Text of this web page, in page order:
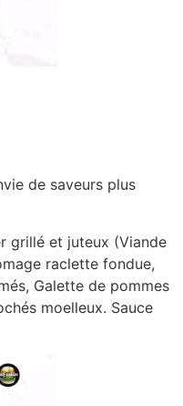
de saveurs plus
grillé et juteux (Viande
raclette fondue,
Galette de pommes
moelleux. Sauce